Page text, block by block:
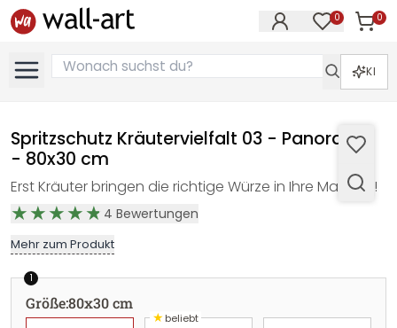
0 0
KI
Spritzschutz Kräutervielfalt 03 - Panorama
- 80x30 cm
Erst Kräuter bringen die richtige Würze in Ihre Mahlzeit!
4 Bewertungen
Mehr zum Produkt
1
Größe:80x30 cm
★beliebt